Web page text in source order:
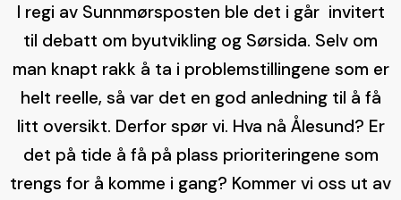
I regi av Sunnmørsposten ble det i går invitert
til debatt om byutvikling og Sørsida. Selv om
man knapt rakk å ta i problemstillingene som er
helt reelle, så var det en god anledning til å få
litt oversikt. Derfor spør vi. Hva nå Ålesund? Er
det på tide å få på plass prioriteringene som
trengs for å komme i gang? Kommer vi oss ut av